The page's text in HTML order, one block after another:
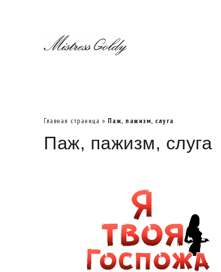
Главная страница » Паж, пажизм, слуга
Паж, пажизм, слуга